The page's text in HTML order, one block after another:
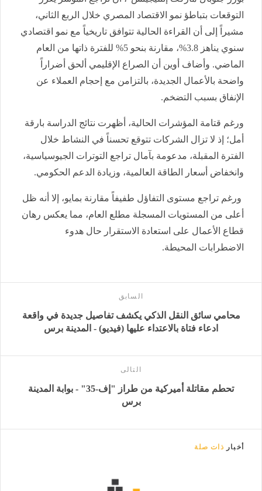
التوقعات بتباطؤ نمو الاقتصاد المصري خلال الربع الثاني،
مشيراً إلى أن القراءة الحالية تتوافق تاريخياً مع نمو اقتصادي
سنوي يناهز 3.8%، مقارنة بنحو 5% للفترة ذاتها من العام
الماضي. وأضاف أوين أن الصراع الإقليمي ألحق أضراراً
واضحة بالأعمال الجديدة، بالتزامن مع إحجام العملاء عن
الإنفاق بسبب التضخم.
ورغم قتامة المؤشرات الحالية، أظهرت نتائج الدراسة بارقة
أمل؛ إذ لا تزال الشركات تتوقع تحسناً في النشاط خلال
الفترة المقبلة، مدعومة بآمال تراجع التوترات الجيوسياسية،
وانخفاض أسعار الطاقة العالمية، وزيادة الدعم الحكومي.
ورغم تراجع مستوى التفاؤل طفيفاً مقارنة بمايو، إلا أنه ظل
أعلى من المستويات المسجلة مطلع العام، مما يعكس رهان
قطاع الأعمال على استعادة الاستقرار حال هدوء
الاضطرابات المحيطة.
السابق
محامي سائق النقل الذكي يكشف تفاصيل جديدة في واقعة
ادعاء فتاة بالاعتداء عليها (فيديو) - المدينة برس
التالى
تحطم مقاتلة أميركية من طراز "إف-35" - بوابة المدينة
برس
أخبار ذات صلة